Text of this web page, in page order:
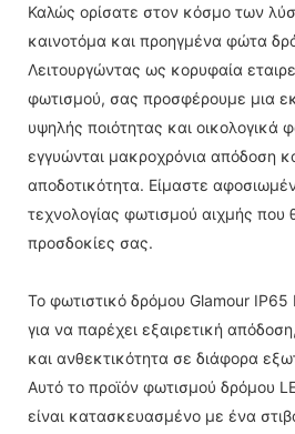
Καλώς ορίσατε στον κόσμο των
καινοτόμα και προηγμένα φώτα
Λειτουργώντας ως κορυφαία
φωτισμού, σας προσφέρουμε μια
υψηλής ποιότητας και οικολογικά
εγγυώνται μακροχρόνια απόδοση
αποδοτικότητα. Είμαστε
τεχνολογίας φωτισμού αιχμής που
προσδοκίες σας.
Το φωτιστικό δρόμου Glamour IP65
για να παρέχει εξαιρετική
και ανθεκτικότητα σε διάφορα
Αυτό το προϊόν φωτισμού δρόμου
είναι κατασκευασμένο με ένα